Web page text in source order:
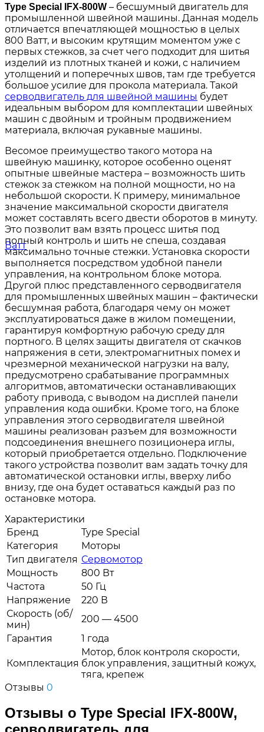
Type Special IFX-800W – бесшумный двигатель для
промышленной швейной машины. Данная модель
отличается впечатляющей мощностью в целых
800 Ватт, и высоким крутящим моментом уже с
первых стежков, за счет чего подходит для шитья
изделий из плотных тканей и кожи, с наличием
утолщений и поперечных швов, там где требуется
большое усилие для прокола материала. Такой
серводвигатель для швейной машины будет
идеальным выбором для комплектации швейных
машин с двойным и тройным продвижением
материала, включая рукавные машины.
Весомое преимущество такого мотора на
швейную машинку, которое особенно оценят
опытные швейные мастера – возможность шить
стежок за стежком на полной мощности, но на
небольшой скорости. К примеру, минимальное
значение максимальной скорости двигателя
может составлять всего двести оборотов в минуту.
Это позволит вам взять процесс шитья под
полный контроль и шить не спеша, создавая
максимально точные стежки. Установка скорости
выполняется посредством удобной панели
управления, на контрольном блоке мотора.
Другой плюс представленного серводвигателя
для промышленных швейных машин – фактически
бесшумная работа, благодаря чему он может
эксплуатироваться даже в жилом помещении,
гарантируя комфортную рабочую среду для
портного. В целях защиты двигателя от скачков
напряжения в сети, электромагнитных помех и
чрезмерной механической нагрузки на валу,
предусмотрено срабатывание программных
алгоритмов, автоматически останавливающих
работу привода, с выводом на дисплей панели
управления кода ошибки. Кроме того, на блоке
управления этого серводвигателя швейной
машины реализован разъем для возможности
подсоединения внешнего позиционера иглы,
который приобретается отдельно. Подключение
такого устройства позволит вам задать точку для
автоматической остановки иглы, вверху либо
внизу, где она будет оставаться каждый раз по
остановке мотора.
Характеристики
Бренд
Type Special
Категория
Моторы
Тип двигателя Сервомотор
Мощность
800 Вт
Частота
50 Гц
Напряжение
220 В
Скорость (об/
мин)
200 — 4500
Гарантия
1 года
Комплектация
Мотор, блок контроля скорости,
блок управления, защитный кожух,
тяга, крепеж
Отзывы 0
Отзывы о Type Special IFX-800W,